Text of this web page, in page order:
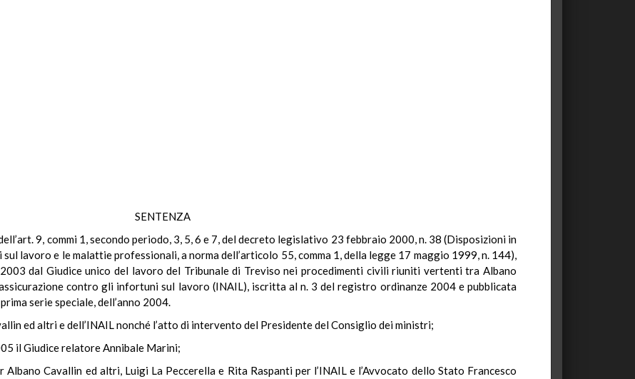
SENTENZA
9, commi 1, secondo periodo, 3, 5, 6 e 7, del decreto legislativo 23 febbraio 2000, n. 38 (Disposizioni in
lavoro e le malattie professionali, a norma dell’articolo 55, comma 1, della legge 17 maggio 1999, n. 144),
dal Giudice unico del lavoro del Tribunale di Treviso nei procedimenti civili riuniti vertenti tra Albano
contro gli infortuni sul lavoro (INAIL), iscritta al n. 3 del registro ordinanze 2004 e pubblicata
serie speciale, dell’anno 2004.
ed altri e dell’INAIL nonché l’atto di intervento del Presidente del Consiglio dei ministri;
il Giudice relatore Annibale Marini;
Cavallin ed altri, Luigi La Peccerella e Rita Raspanti per l’INAIL e l’Avvocato dello Stato Francesco